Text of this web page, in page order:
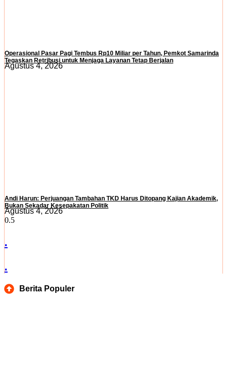
Operasional Pasar Pagi Tembus Rp10 Miliar per Tahun, Pemkot Samarinda
Tegaskan Retribusi untuk Menjaga Layanan Tetap Berjalan
Agustus 4, 2026
Andi Harun: Perjuangan Tambahan TKD Harus Ditopang Kajian Akademik,
Bukan Sekadar Kesepakatan Politik
Agustus 4, 2026
.
.
Berita Populer